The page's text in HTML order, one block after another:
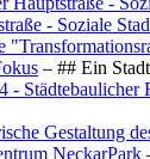
- Soziale
– ## Ein
- Städtebaulicher
Gestaltung
NeckarPark